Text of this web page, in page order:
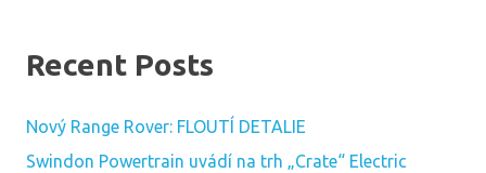
Recent Posts
Nový Range Rover: FLOUTÍ DETALIE
Swindon Powertrain uvádí na trh „Crate“ Electric